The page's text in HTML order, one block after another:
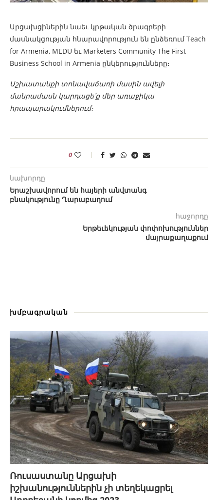
Արցախցիներին նաեւ կրթական ծրագրերի
մասնակցության հնարավորություն են ընձեռում Teach
for Armenia, MEDU եւ Marketers Community The First
Business School in Armenia ընկերությունները։
Աշխատանքի տոնավաճառի մասին ավելի
մանրամասն կարդացե՛ք մեր առաջիկա
հրապարակումներում։
0
նախորդը
Երաշխավորում են հայերի անվտանգ
բնակությունը Ղարաբաղում
հաջորդը
Երթեւեկության փոփոխություններ
մայրաքաղաքում
խմբագրական
Ռուսաստանը Արցախի
իշխանություններին չի տեղեկացրել